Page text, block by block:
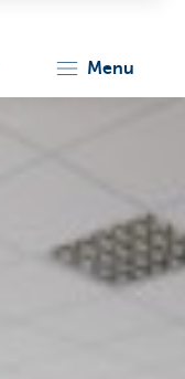
menu